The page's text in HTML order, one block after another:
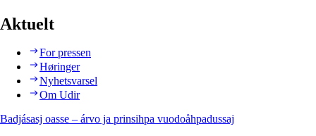
Aktuelt
For pressen
Høringer
Nyhetsvarsel
Om Udir
Badjásasj oasse – árvo ja prinsihpa vuodoåhpadussaj